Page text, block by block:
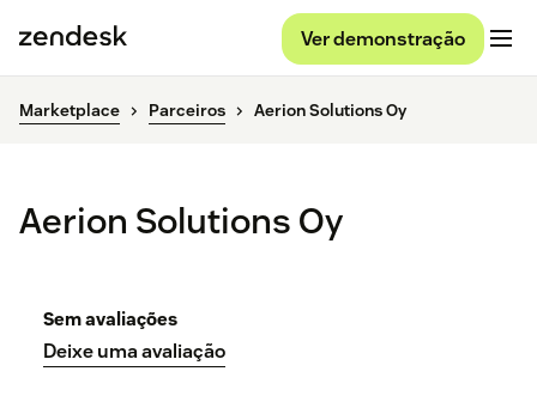
Ver demonstração
Marketplace Parceiros Aerion Solutions Oy
Aerion Solutions Oy
Sem avaliações
Deixe uma avaliação